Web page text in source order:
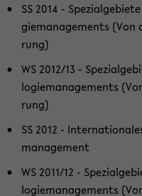
SS 2014 -
gie­ma­nage­ments (Von
rung)
WS 2012/13 -
lo­gie­ma­nage­ments
rung)
SS 2012 -
ma­nage­ment
WS 2011/12 -
lo­gie­ma­nage­ments